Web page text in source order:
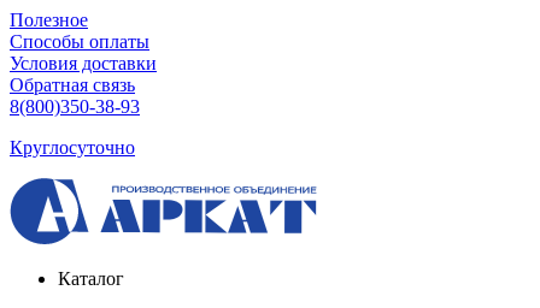
Полезное
Способы оплаты
Условия доставки
Обратная связь
8(800)350-38-93
Круглосуточно
Каталог